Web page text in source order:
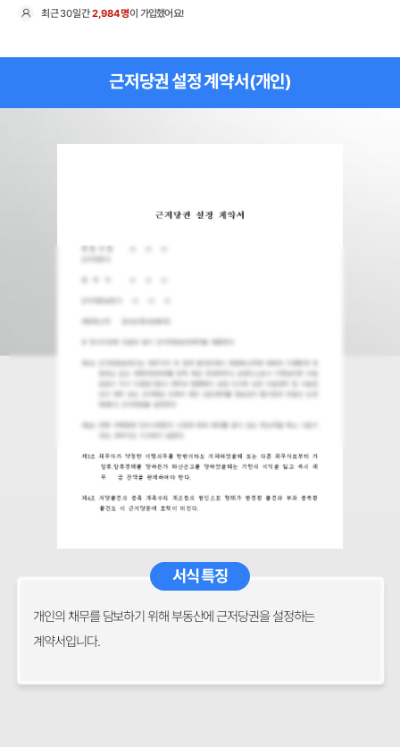
최근30일간2,984명이 가입했어요!
근저당권 설정 계약서(개인)
서식 특징
개인의 채무를 담보하기 위해 부동산에 근저당권을 설정하는
계약서입니다.